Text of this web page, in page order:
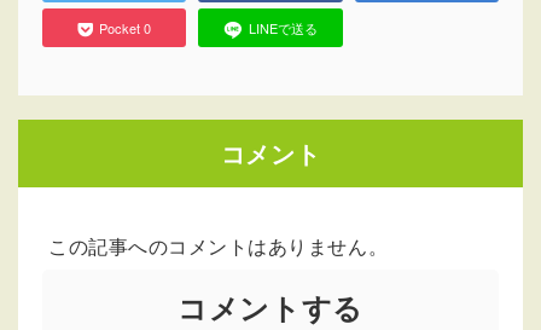
Pocket0 LINEで送る
コメント
この記事へのコメントはありません。
コメントする